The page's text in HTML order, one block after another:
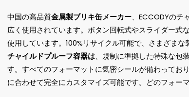
中国の高品質金属製ブリキ缶メーカー、ECCODYのチ
広く使用されています。ボタン回転式やスライダー式
使用しています。100%リサイクル可能で、さまざま
チャイルドプルーフ容器は、規制に準拠した特殊な包
す。すべてのフォーマットに気密シールが備わってお
に合わせて完全にカスタマイズ可能です。どのフォー